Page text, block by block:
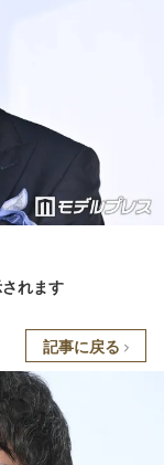
れます
記事に戻る